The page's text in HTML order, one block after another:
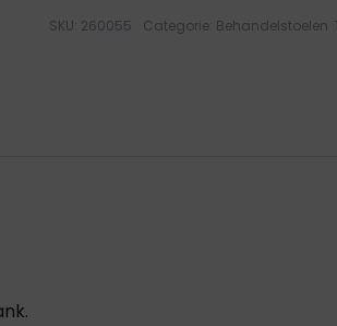
Rugtattoo
SKU: 260055 Categorie: Behandelstoelen